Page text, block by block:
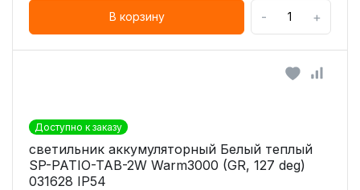
В корзину - +
Доступно к заказу
светильник аккумуляторный Белый теплый
SP-PATIO-TAB-2W Warm3000 (GR, 127 deg)
031628 IP54